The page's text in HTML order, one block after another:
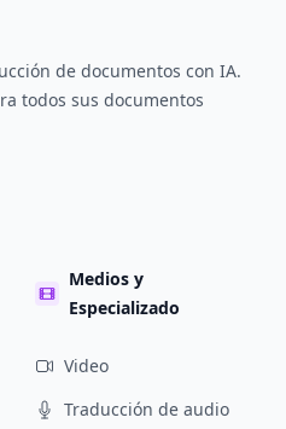
de documentos con IA.
todos sus documentos
Medios y
Especializado
Video
Traducción de audio